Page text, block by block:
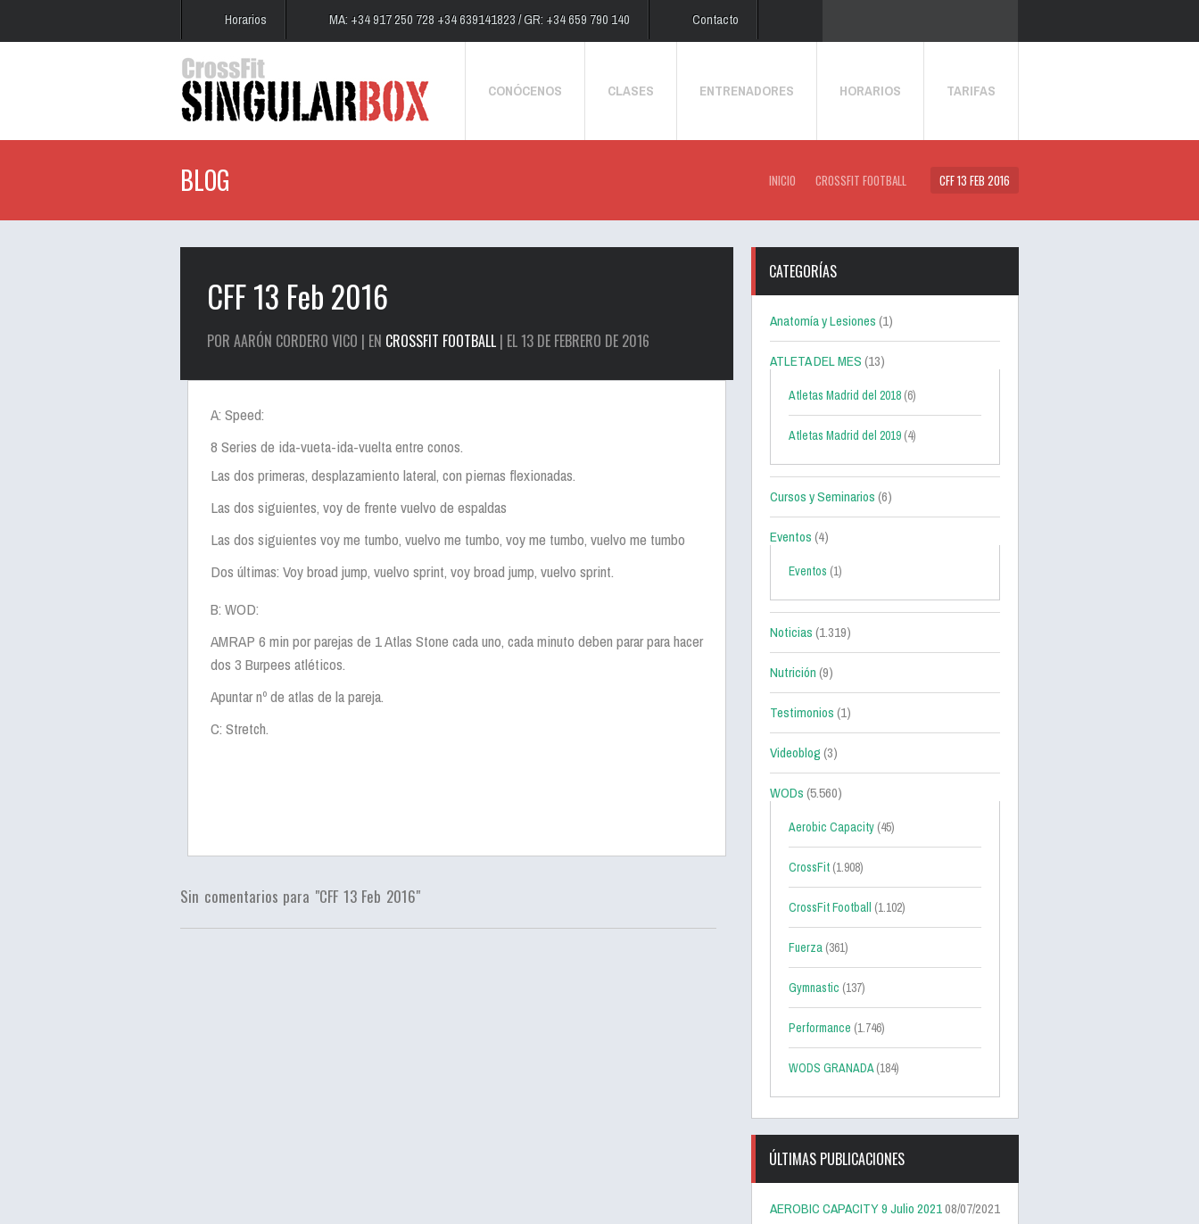
Horarios MA: +34 917 250 728 +34 639141823 / GR: +34 659 790 140 Contacto
CONÓCENOS CLASES ENTRENADORES HORARIOS TARIFAS
BLOG INICIO CROSSFIT FOOTBALL CFF 13 FEB 2016
CFF 13 Feb 2016
POR AARÓN CORDERO VICO | EN CROSSFIT FOOTBALL | EL 13 DE FEBRERO DE 2016
A: Speed:
8 Series de ida-vueta-ida-vuelta entre conos.
Las dos primeras, desplazamiento lateral, con piernas flexionadas.
Las dos siguientes, voy de frente vuelvo de espaldas
Las dos siguientes voy me tumbo, vuelvo me tumbo, voy me tumbo, vuelvo me tumbo
Dos últimas: Voy broad jump, vuelvo sprint, voy broad jump, vuelvo sprint.
B: WOD:
AMRAP 6 min por parejas de 1 Atlas Stone cada uno, cada minuto deben parar para hacer
dos 3 Burpees atléticos.
Apuntar nº de atlas de la pareja.
C: Stretch.
Sin comentarios para "CFF 13 Feb 2016"
CATEGORÍAS
Anatomía y Lesiones(1)
ATLETA DEL MES(13)
Atletas Madrid del 2018 (6)
Atletas Madrid del 2019 (4)
Cursos y Seminarios(6)
Eventos(4)
Eventos (1)
Noticias(1.319)
Nutrición(9)
Testimonios(1)
Videoblog(3)
WODs(5.560)
Aerobic Capacity (45)
CrossFit (1.908)
CrossFit Football (1.102)
Fuerza (361)
Gymnastic (137)
Performance (1.746)
WODS GRANADA(184)
ÚLTIMAS PUBLICACIONES
AEROBIC CAPACITY 9 Julio 202108/07/2021